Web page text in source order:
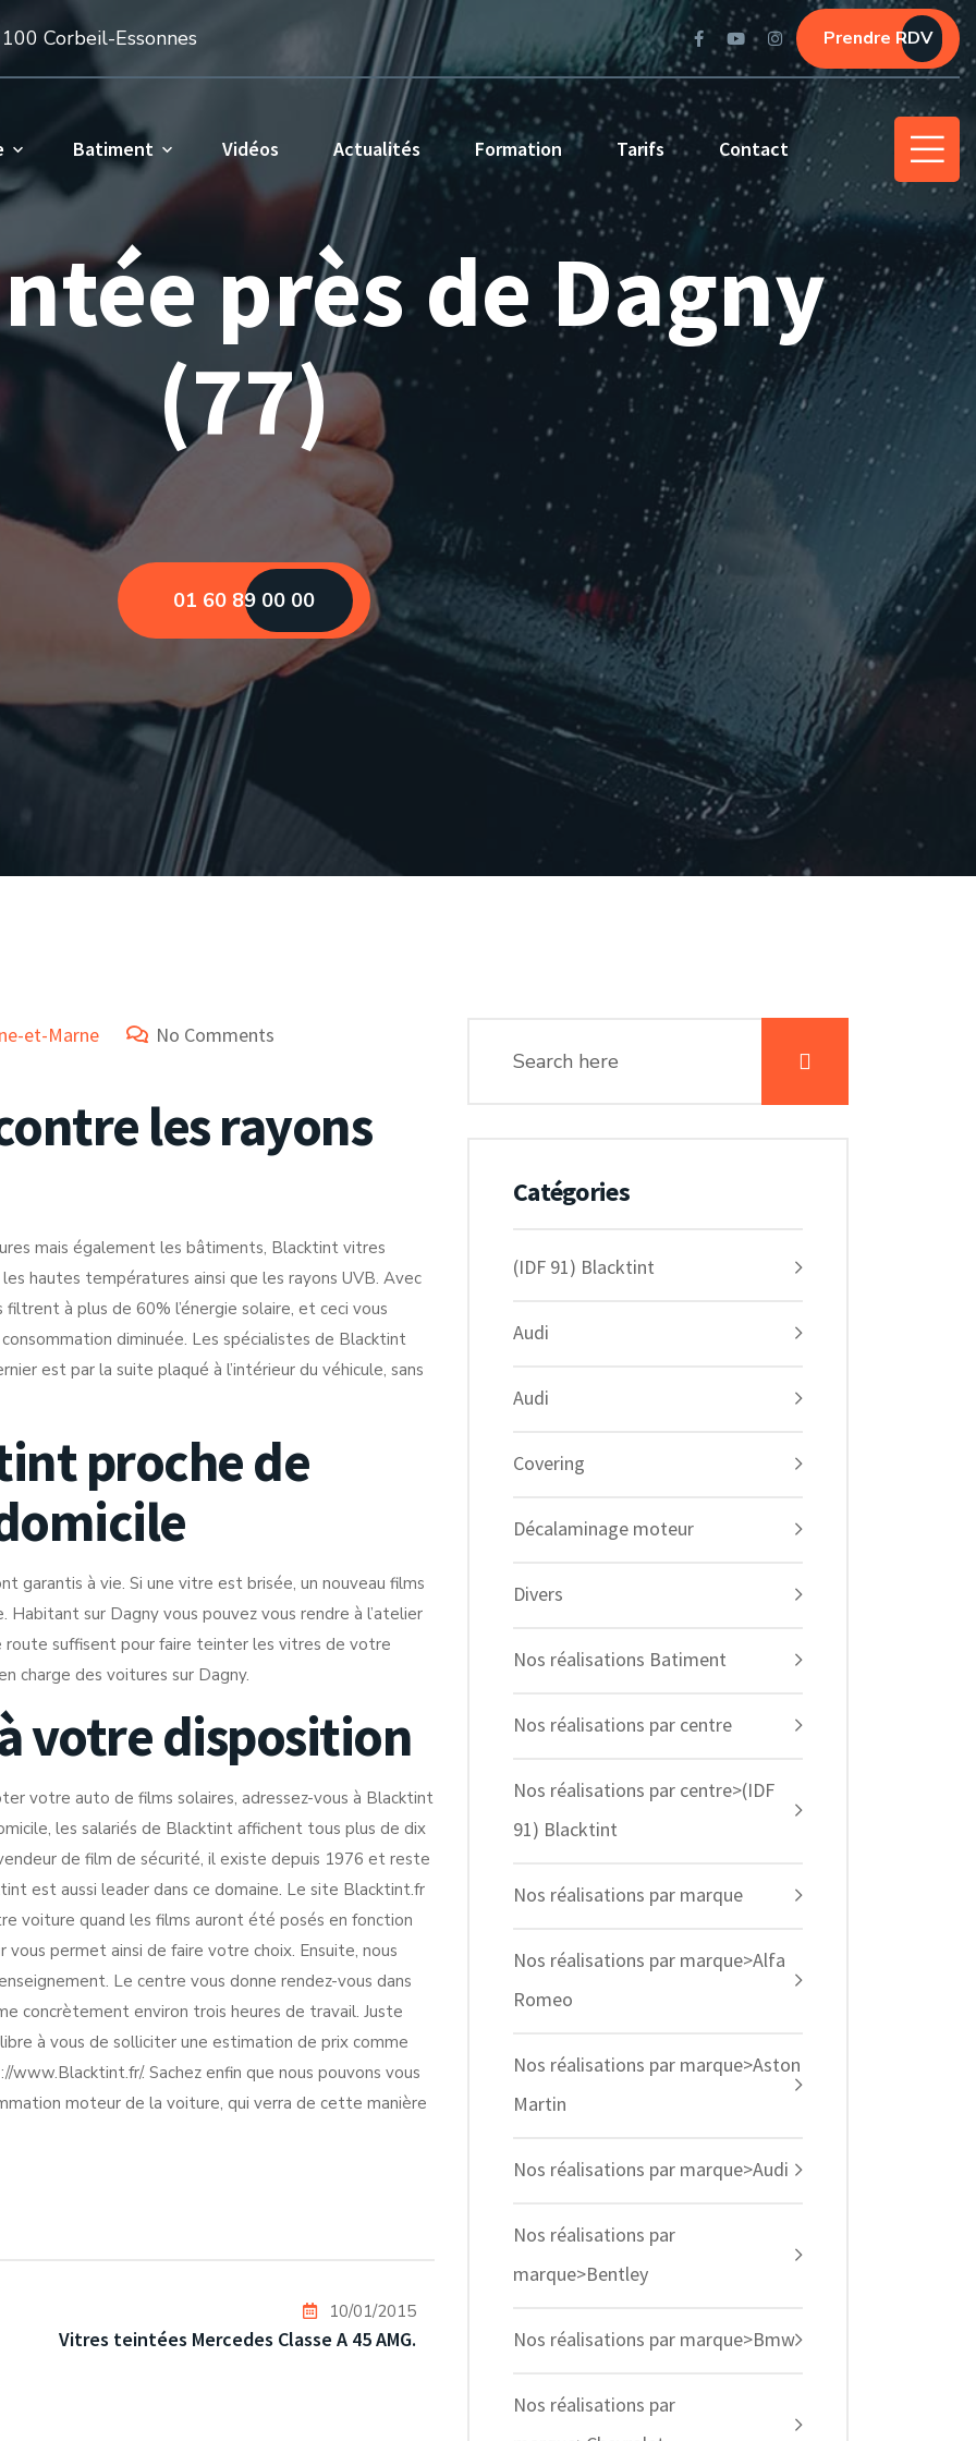
Corbeil-Essonnes Prendre RDV
Batiment Vidéos Actualités Formation Tarifs Contact
près de Dagny
(77)
01 60 89 00 00
et-Marne No Comments
les rayons
mais également les bâtiments, Blacktint vitres
hautes températures ainsi que les rayons UVB. Avec
à plus de 60% l’énergie solaire, et ceci vous
diminuée. Les spécialistes de Blacktint
est par la suite plaqué à l’intérieur du véhicule, sans
proche de
garantis à vie. Si une vitre est brisée, un nouveau films
sur Dagny vous pouvez vous rendre à l’atelier
suffisent pour faire teinter les vitres de votre
charge des voitures sur Dagny.
votre disposition
votre auto de films solaires, adressez-vous à Blacktint
les salariés de Blacktint affichent tous plus de dix
de film de sécurité, il existe depuis 1976 et reste
est aussi leader dans ce domaine. Le site Blacktint.fr
voiture quand les films auront été posés en fonction
permet ainsi de faire votre choix. Ensuite, nous
Le centre vous donne rendez-vous dans
concrètement environ trois heures de travail. Juste
à vous de solliciter une estimation de prix comme
. Sachez enfin que nous pouvons vous
moteur de la voiture, qui verra de cette manière
10/01/2015
Vitres teintées Mercedes Classe A 45 AMG.
Catégories
(IDF 91) Blacktint
Audi
Audi
Covering
Décalaminage moteur
Divers
Nos réalisations Batiment
Nos réalisations par centre
Nos réalisations par centre>(IDF
91) Blacktint
Nos réalisations par marque
Nos réalisations par marque>Alfa
Romeo
Nos réalisations par marque>Aston
Martin
Nos réalisations par marque>Audi
Nos réalisations par
marque>Bentley
Nos réalisations par marque>Bmw
Nos réalisations par